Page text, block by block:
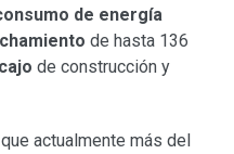
de energía
de hasta 136
de construcción y
actualmente más del